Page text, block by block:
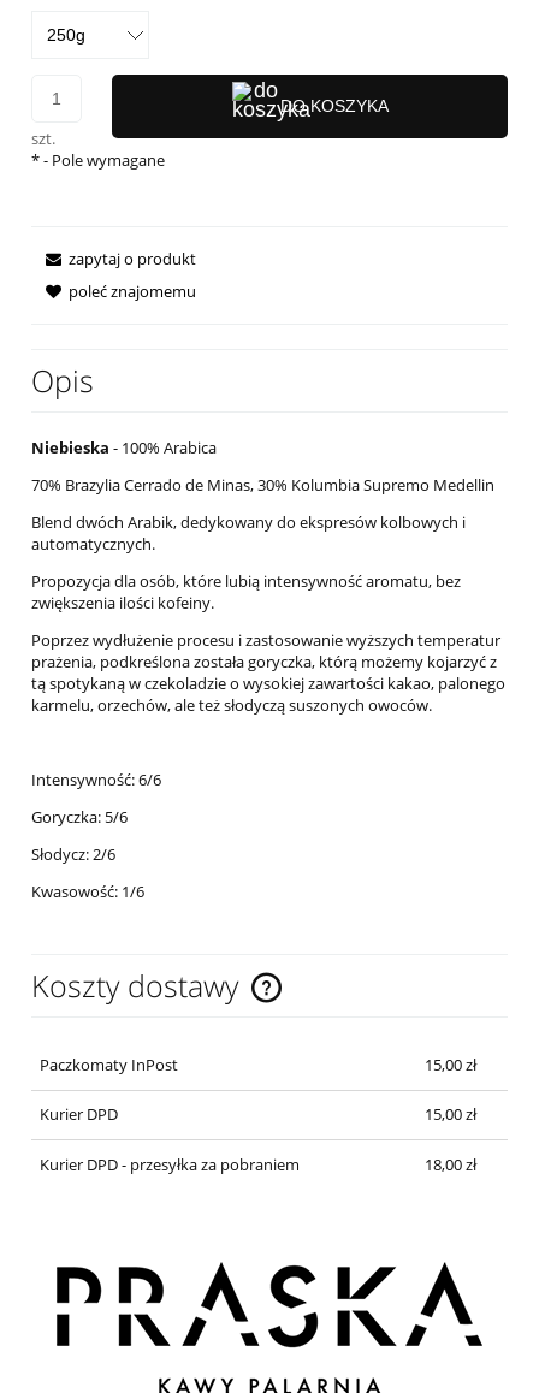
szt.
DO KOSZYKA
*- Pole wymagane
zapytaj o produkt
poleć znajomemu
Opis
Niebieska - 100% Arabica
70% Brazylia Cerrado de Minas, 30% Kolumbia Supremo Medellin
Blend dwóch Arabik, dedykowany do ekspresów kolbowych i
automatycznych.
Propozycja dla osób, które lubią intensywność aromatu, bez
zwiększenia ilości kofeiny.
Poprzez wydłużenie procesu i zastosowanie wyższych temperatur
prażenia, podkreślona została goryczka, którą możemy kojarzyć z
tą spotykaną w czekoladzie o wysokiej zawartości kakao, palonego
karmelu, orzechów, ale też słodyczą suszonych owoców.
Intensywność: 6/6
Goryczka: 5/6
Słodycz: 2/6
Kwasowość: 1/6
Koszty dostawy
Cena nie zawiera ewentualnych kosztów płatności
Paczkomaty InPost 15,00 zł
Kurier DPD 15,00 zł
Kurier DPD - przesyłka za pobraniem 18,00 zł